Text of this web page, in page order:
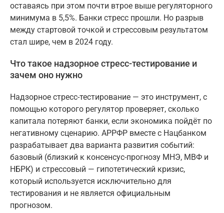
оставаясь при этом почти втрое выше регуляторного
минимума в 5,5%. Банки стресс прошли. Но разрыв
между стартовой точкой и стрессовым результатом
стал шире, чем в 2024 году.
Что такое надзорное стресс-тестирование и
зачем оно нужно
Надзорное стресс-тестирование — это инструмент, с
помощью которого регулятор проверяет, сколько
капитала потеряют банки, если экономика пойдёт по
негативному сценарию. АРРФР вместе с Нацбанком
разрабатывает два варианта развития событий:
базовый (близкий к консенсус-прогнозу МНЭ, МВФ и
НБРК) и стрессовый — гипотетический кризис,
который используется исключительно для
тестирования и не является официальным
прогнозом.